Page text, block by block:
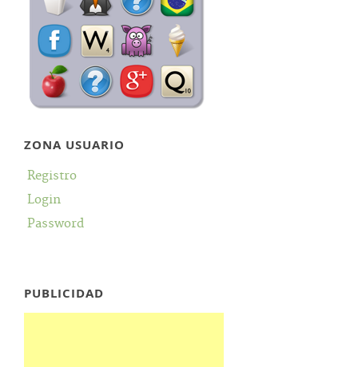
ZONA USUARIO
Registro
Login
Password
PUBLICIDAD